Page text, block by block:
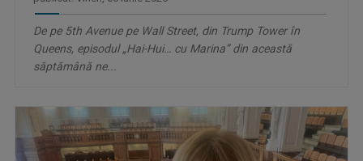
De pe 5th Avenue pe Wall Street, din Trump Tower în
Queens, episodul „Hai-Hui… cu Marina” din această
săptămână ne...